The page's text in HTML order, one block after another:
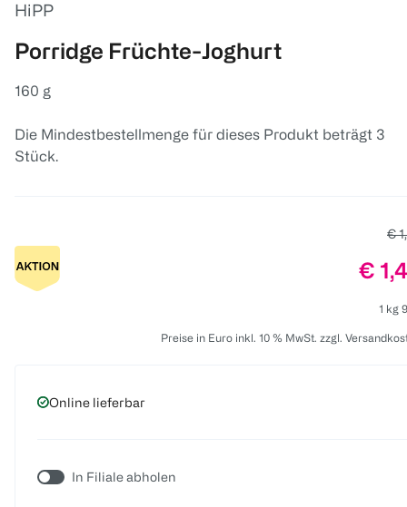
HiPP
Porridge Früchte-Joghurt
160 g
Die Mindestbestellmenge für dieses Produkt beträgt 3
Stück.
€
€
1 kg
Preise in Euro inkl. 10 % MwSt. zzgl.
Online lieferbar
In Filiale abholen